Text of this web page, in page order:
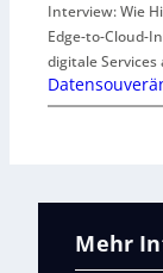
Interview: Wie
Edge-to-Cloud-
digitale Services
Mehr